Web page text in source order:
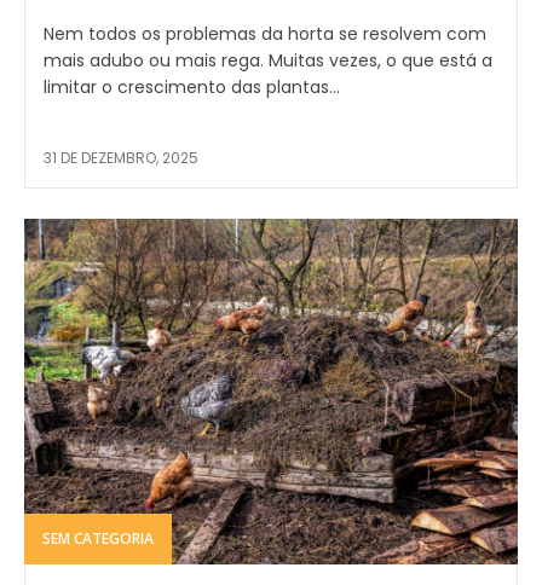
Nem todos os problemas da horta se resolvem com
mais adubo ou mais rega. Muitas vezes, o que está a
limitar o crescimento das plantas...
31 DE DEZEMBRO, 2025
SEM CATEGORIA